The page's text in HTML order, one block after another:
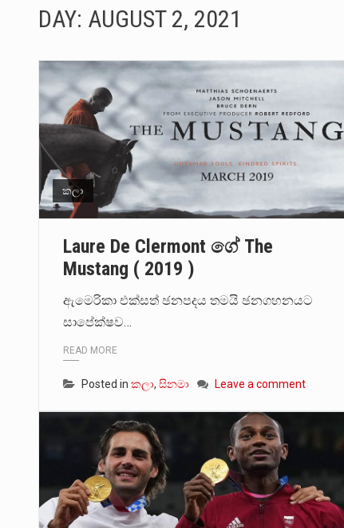
බන්ධනාගාර රැදවියන් 1,021
මහර බන්ධනාගාරයේ අද
අගෝස්තු මස දෙවන ඉරිදා ලිට්
ලාල් කාන්ත ඇමතිවරයා
හිටපු පොලිස්පති පූජිත්
පසුගිය මැයි මස 31 දිනෙන්
මේ, දන්නා හඳුනන
වත්මන් ආණ්ඩුවේ ප්‍රධාන
DAY: AUGUST 2, 2021
කලා
Laure De Clermont ගේ The
Mustang ( 2019 )
ඇමෙරිකා එක්සත් ඡනපදය තමයි ඡනගහනයට
සාපේක්ෂව…
READ MORE
Posted in කලා, සිනමා Leave a comment